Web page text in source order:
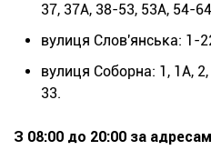
37, 37А, 38-53, 53А, 54-
вулиця Слов'янська: 1-
вулиця Соборна: 1, 1А,
33.
З 08:00 до 20:00 за